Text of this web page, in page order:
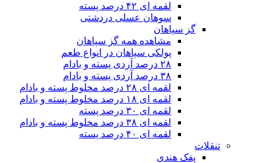
لقمه ای ۴۲ درصد پسته
سوهان عسلی دردشتی
گز سپاهان
مشاهده همه گز سپاهان
پولکی سپاهان در انواع طعم
۲۸ درصد آردی پسته و بادام
۳۸ درصد آردی پسته و بادام
لقمه ای ۲۸ درصد مخلوط پسته و بادام
لقمه ای ۱۸ درصد مخلوط پسته و بادام
لقمه ای ۳۰ درصد پسته
لقمه ای ۳۸ درصد مخلوط پسته و بادام
لقمه ای ۴۰ درصد پسته
تنقلات
پفک هندی